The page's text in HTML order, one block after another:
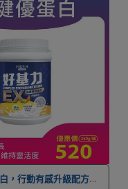
，管理訂單更方便，還
點數，一點抵一元
後物流預計1-3個工作天
送達。
，行動有感升級配方